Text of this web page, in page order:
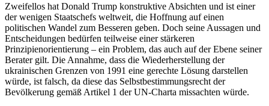
Zweifellos hat Donald Trump konstruktive Absichten und ist einer
der wenigen Staatschefs weltweit, die Hoffnung auf einen
politischen Wandel zum Besseren geben. Doch seine Aussagen und
Entscheidungen bedürfen teilweise einer stärkeren
Prinzipienorientierung – ein Problem, das auch auf der Ebene seiner
Berater gilt. Die Annahme, dass die Wiederherstellung der
ukrainischen Grenzen von 1991 eine gerechte Lösung darstellen
würde, ist falsch, da diese das Selbstbestimmungsrecht der
Bevölkerung gemäß Artikel 1 der UN-Charta missachten würde.